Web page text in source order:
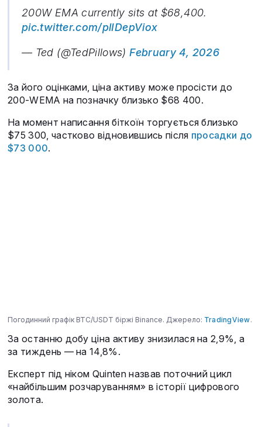
200W EMA currently sits at $68,400.
pic.twitter.com/plIDepViox
— Ted (@TedPillows)February 4, 2026
За його оцінками, ціна активу може просісти до
200-WEMA на позначку близько $68 400.
На момент написання біткоїн торгується близько
$75 300, частково відновившись після просадки до
$73 000.
Погодинний графік BTC/USDT біржі Binance. Джерело: TradingView.
За останню добу ціна активу знизилася на 2,9%, а
за тиждень — на 14,8%.
Експерт під ніком Quinten назвав поточний цикл
«найбільшим розчаруванням» в історії цифрового
золота.